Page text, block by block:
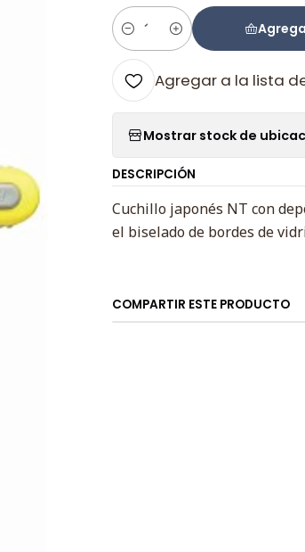
Cantidad
Agregar a la lista
Mostrar stock de
DESCRIPCIÓN
Cuchillo japonés NT con
el biselado de bordes de
COMPARTIR ESTE PRODUCTO